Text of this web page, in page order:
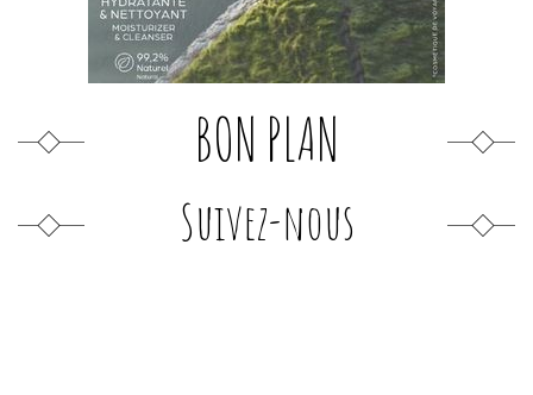
BON PLAN
Suivez-nous